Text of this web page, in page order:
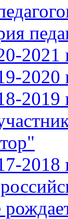
2021
2020
2019
2018